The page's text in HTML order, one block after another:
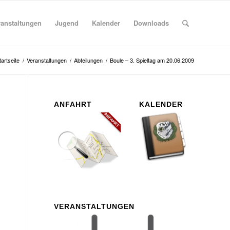
Jugend Kalender Downloads
/ Veranstaltungen / Abteilungen / Boule – 3. Spieltag am 20.06.2009
ANFAHRT KALENDER
VERANSTALTUNGEN